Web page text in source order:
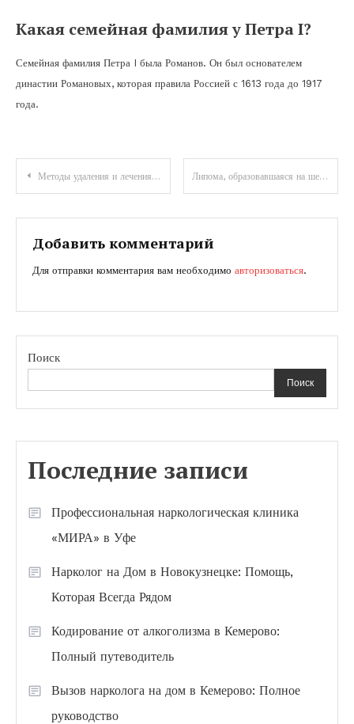
Какая семейная фамилия у Петра I?
Семейная фамилия Петра I была Романов. Он был основателем
династии Романовых, которая правила Россией с 1613 года до 1917
года.
Навигация
по
записям
Методы удаления и лечения бородавок на лице: домашние и аптечные средства, аппаратные методики Липома, образовавшаяся на шее: причины появления и код по МКБ-10
Добавить комментарий
Для отправки комментария вам необходимо авторизоваться.
Поиск
Поиск
Последние записи
Профессиональная наркологическая клиника
«МИРА» в Уфе
Нарколог на Дом в Новокузнецке: Помощь,
Которая Всегда Рядом
Кодирование от алкоголизма в Кемерово:
Полный путеводитель
Вызов нарколога на дом в Кемерово: Полное
руководство